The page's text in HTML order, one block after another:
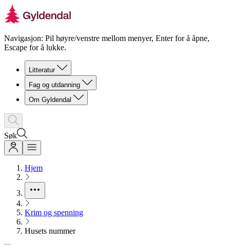
Navigasjon: Pil høyre/venstre mellom menyer, Enter for å åpne,
Escape for å lukke.
Litteratur
Fag og utdanning
Om Gyldendal
Søk
Hjem
Krim og spenning
Husets nummer